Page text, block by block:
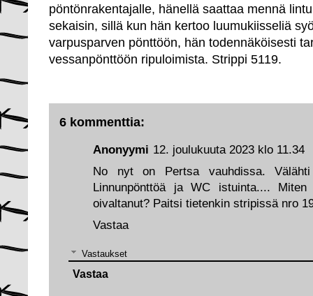
pöntönrakentajalle, hänellä saattaa mennä
sekaisin, sillä kun hän kertoo luumukiisseliä
varpusparven pönttöön, hän todennäköisesti
vessanpönttöön ripuloimista. Strippi 5119.
6 kommenttia:
Anonyymi 12. joulukuuta 2023 klo 11.34
No nyt on Pertsa vauhdissa.
Linnunpönttöä ja WC istuinta....
oivaltanut? Paitsi tietenkin stripissä nro
Vastaa
Vastaukset
Vastaa